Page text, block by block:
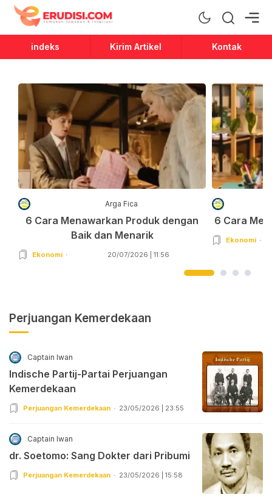
Erudisi
Temukan Jawaban dan Inspirasi
indeks Kirim Artikel Kontak
Arga Fica
6 Cara Menawarkan Produk dengan
Baik dan Menarik
Ekonomi 20/07/2026 | 11:56
6 Cara
Ekonomi
Perjuangan Kemerdekaan
Captain Iwan
Indische Partij-Partai Perjuangan
Kemerdekaan
Perjuangan Kemerdekaan 23/05/2026 | 23:55
Captain Iwan
dr. Soetomo: Sang Dokter dari Pribumi
Perjuangan Kemerdekaan 23/05/2026 | 15:58